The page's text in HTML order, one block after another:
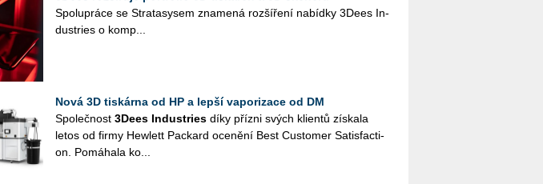
Spo­lu­prá­ce se Stra­ta­sy­sem zna­me­ná roz­ší­ře­ní na­bíd­ky 3Dees In­
du­st­ries o kom­p...
Nová 3D tiskárna od HP a lepší vaporizace od DM
Spo­leč­nost 3Dees In­dustries díky pří­z­ni svých kli­en­tů zís­ka­la
letos od firmy Hewlett Pac­kard oce­ně­ní Best Cus­to­mer Sa­tis­facti­
on. Po­má­ha­la ko...